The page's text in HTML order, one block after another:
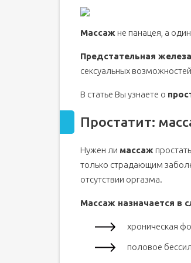
Меры
Профилактика
Приборы для лечения
Причины
Массаж предстательной
Непрямой массаж
Массаж не панацея, а
Предстательная железа
сексуальных
В статье Вы узнаете о
Простатит:
Нужен ли массаж
только страдающим
отсутствии оргазма.
Массаж назначается в
хроническая
половое